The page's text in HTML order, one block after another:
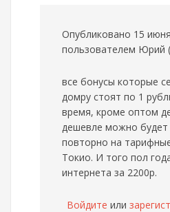
Опубликовано 15
пользователем Юрий
все бонусы которые
домру стоят по 1
время, кроме оптом
дешевле можно будет
повторно на
Токио. И того пол
интернета за 2200р.
Войдите или